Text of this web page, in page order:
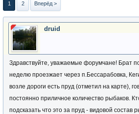
1 2 Вперёд >
druid
Здравствуйте, уважаемые форумчане! Брат
неделю проезжает через п.Бессарабовка,
возле дороги есть пруд (отметил на карте),
постоянно приличное количество рыбаков.
подсказать что это за пруд - видовой состав